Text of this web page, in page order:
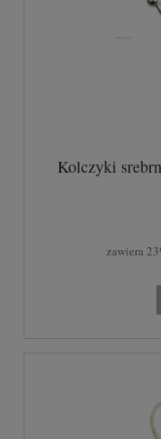
Kolczyki
zawiera